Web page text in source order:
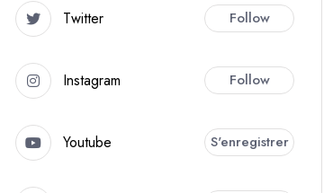
Twitter Follow
Instagram Follow
Youtube S'enregistrer